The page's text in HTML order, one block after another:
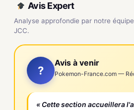
Avis Expert
Analyse approfondie par notre
JCC.
?
Avis à venir
Pokemon-France.com —
« Cette section accueillera